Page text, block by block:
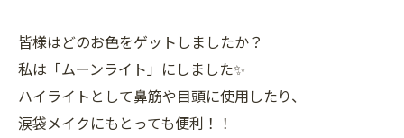
皆様はどのお色をゲットしましたか？
私は「ムーンライト」にしました✨
ハイライトとして鼻筋や目頭に使用したり、
涙袋メイクにもとっても便利！！